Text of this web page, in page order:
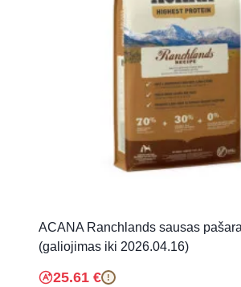
ACANA Ranchlands sausas
(galiojimas iki 2026.04.16)
25.61 € !